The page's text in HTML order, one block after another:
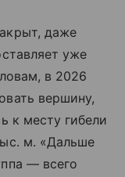
даже
уже
в 2026
вершину,
к месту гибели
м. «Дальше
— всего